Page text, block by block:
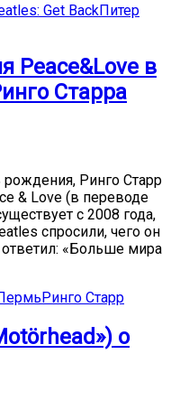
Get BackПитер
Peace&Love в
Старра
Ринго Старр
& Love (в переводе
с 2008 года,
спросили, чего он
«Больше мира
Ринго Старр
о